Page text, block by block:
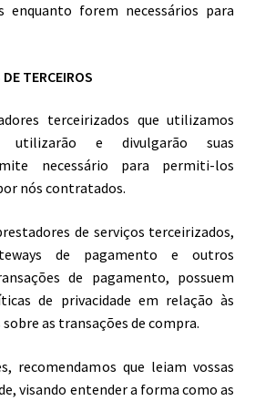
enquanto forem necessários para
TERCEIROS
terceirizados que utilizamos
utilizarão e divulgarão suas
necessário para permiti-los
nós contratados.
de serviços terceirizados,
de pagamento e outros
de pagamento, possuem
de privacidade em relação às
as transações de compra.
recomendamos que leiam vossas
visando entender a forma como as